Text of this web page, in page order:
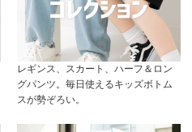
レギンス、スカート、ハーフ＆ロン
グパンツ。毎日使えるキッズボトム
スが勢ぞろい。